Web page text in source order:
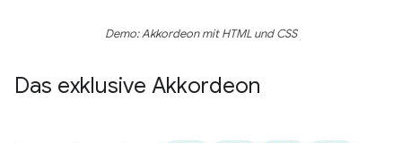
Demo: Akkordeon mit HTML und CSS
Das exklusive Akkordeon